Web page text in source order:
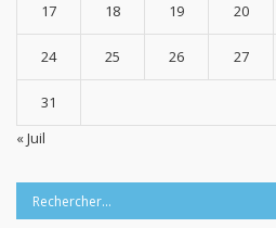
17 18 19 20
24 25 26 27
31
« Juil